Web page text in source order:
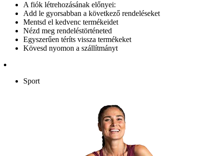
A fiók létrehozásának előnyei:
Add le gyorsabban a következő rendeléseket
Mentsd el kedvenc termékeidet
Nézd meg rendeléstörténeted
Egyszerűen téríts vissza termékeket
Kövesd nyomon a szállítmányt
Sport